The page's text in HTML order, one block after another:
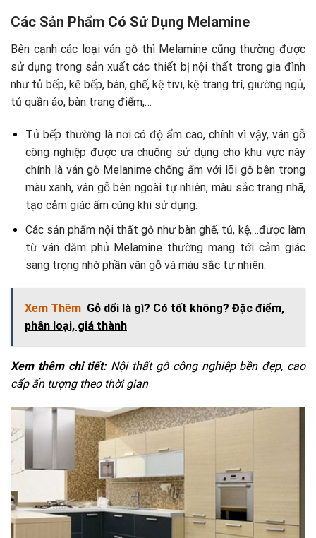
Các Sản Phẩm Có Sử Dụng Melamine
Bên cạnh các loại ván gỗ thì Melamine cũng thường được
sử dụng trong sản xuất các thiết bị nội thất trong gia đình
như tủ bếp, kệ bếp, bàn, ghế, kệ tivi, kệ trang trí, giường ngủ,
tủ quần áo, bàn trang điểm,…
Tủ bếp thường là nơi có độ ẩm cao, chính vì vậy, ván gỗ
công nghiệp được ưa chuộng sử dụng cho khu vực này
chính là ván gỗ Melanime chống ẩm với lõi gỗ bên trong
màu xanh, vân gỗ bên ngoài tự nhiên, màu sắc trang nhã,
tạo cảm giác ấm cúng khi sử dụng.
Các sản phẩm nội thất gỗ như bàn ghế, tủ, kệ,…được làm
từ ván dăm phủ Melamine thường mang tới cảm giác
sang trọng nhờ phần vân gỗ và màu sắc tự nhiên.
Xem Thêm Gỗ dổi là gì? Có tốt không? Đặc điểm,
phân loại, giá thành
Xem thêm chi tiết:Nội thất gỗ công nghiệp bền đẹp, cao
cấp ấn tượng theo thời gian